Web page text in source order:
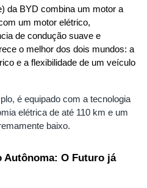
da BYD combina um motor a
um motor elétrico,
de condução suave e
o melhor dos dois mundos: a
e a flexibilidade de um veículo
é equipado com a tecnologia
elétrica de até 110 km e um
baixo.
Autônoma: O Futuro já